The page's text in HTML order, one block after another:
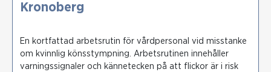
Kronoberg
En kortfattad arbetsrutin för vårdpersonal vid misstanke
om kvinnlig könsstympning. Arbetsrutinen innehåller
varningssignaler och kännetecken på att flickor är i risk